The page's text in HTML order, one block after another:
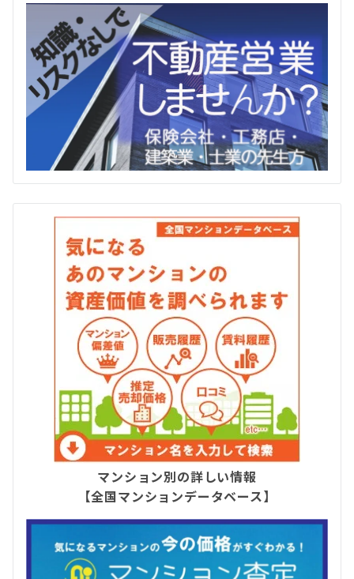
マンション別の詳しい情報
【全国マンションデータベース】